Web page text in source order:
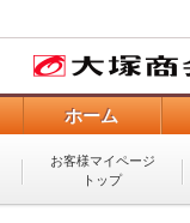
ホーム
お客様マイページ
トップ